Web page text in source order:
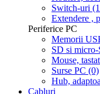
Switch-uri
Extendere ,
Periferice PC
Memorii
SD si micro-
Mouse,
Surse PC (0)
Hub,
Cabluri